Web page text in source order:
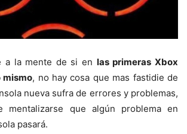
a la mente de si en las primeras Xbox
mismo, no hay cosa que mas fastidie de
nueva sufra de errores y problemas,
mentalizarse que algún problema en
pasará.